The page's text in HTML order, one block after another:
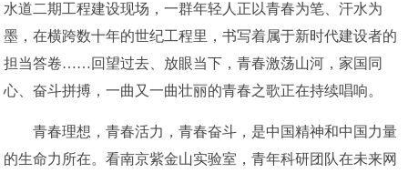
水道二期工程建设现场，一群年轻人正以青春为笔、汗水为
墨，在横跨数十年的世纪工程里，书写着属于新时代建设者的
担当答卷……回望过去、放眼当下，青春激荡山河，家国同
心、奋斗拼搏，一曲又一曲壮丽的青春之歌正在持续唱响。
青春理想，青春活力，青春奋斗，是中国精神和中国力量
的生命力所在。看南京紫金山实验室，青年科研团队在未来网